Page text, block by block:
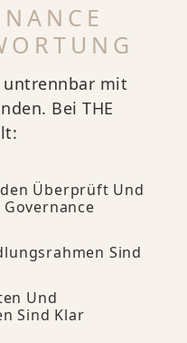
mit
Bei THE
Überprüft Und
Sind
Und
Sind Klar